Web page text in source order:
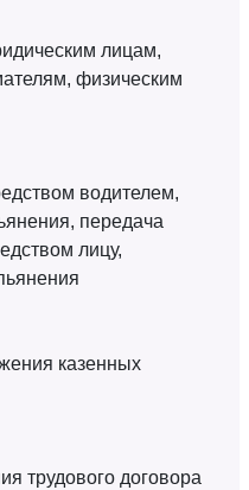
лицам,
физическим
водителем,
передача
лицу,
казенных
трудового договора